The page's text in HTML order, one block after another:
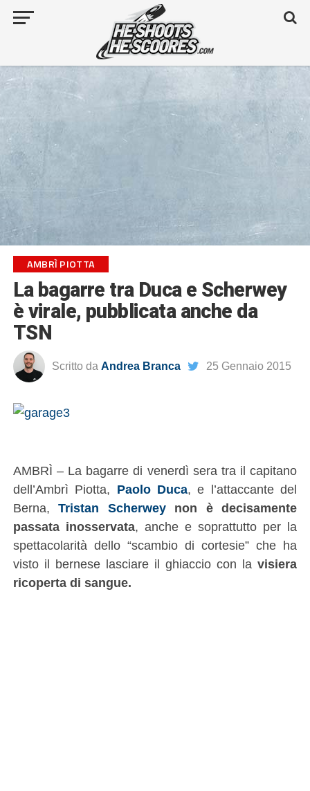
AMBRÌ PIOTTA
La bagarre tra Duca e Scherwey
è virale, pubblicata anche da
TSN
Scritto da Andrea Branca 25 Gennaio 2015
AMBRÌ – La bagarre di venerdì sera tra il capitano
dell’Ambrì Piotta, Paolo Duca, e l’attaccante del
Berna,Tristan Scherwey
non è decisamente
passata inosservata, anche e soprattutto per la
spettacolarità dello “scambio di cortesie” che ha
visto il bernese lasciare il ghiaccio con lavisiera
ricoperta di sangue.